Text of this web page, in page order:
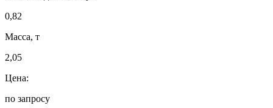
0,82
Масса, т
2,05
Цена:
по запросу